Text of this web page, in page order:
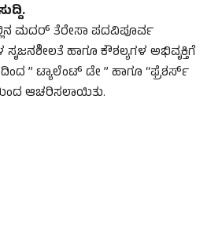
ಮದರ್ ತೆರೇಸಾ ಪದವಿಪೂರ್ವ
ಸೃಜನಶೀಲತೆ ಹಾಗೂ ಕೌಶಲ್ಯಗಳ ಅಭಿವೃಕ್ತಿಗೆ
” ಟ್ಯಾಲೆಂಟ್ ಡೇ ” ಹಾಗೂ “ಫ್ರೆಶರ್ಸ್
ಆಚರಿಸಲಾಯಿತು.